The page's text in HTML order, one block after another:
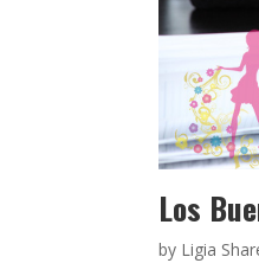
Los
by Ligia